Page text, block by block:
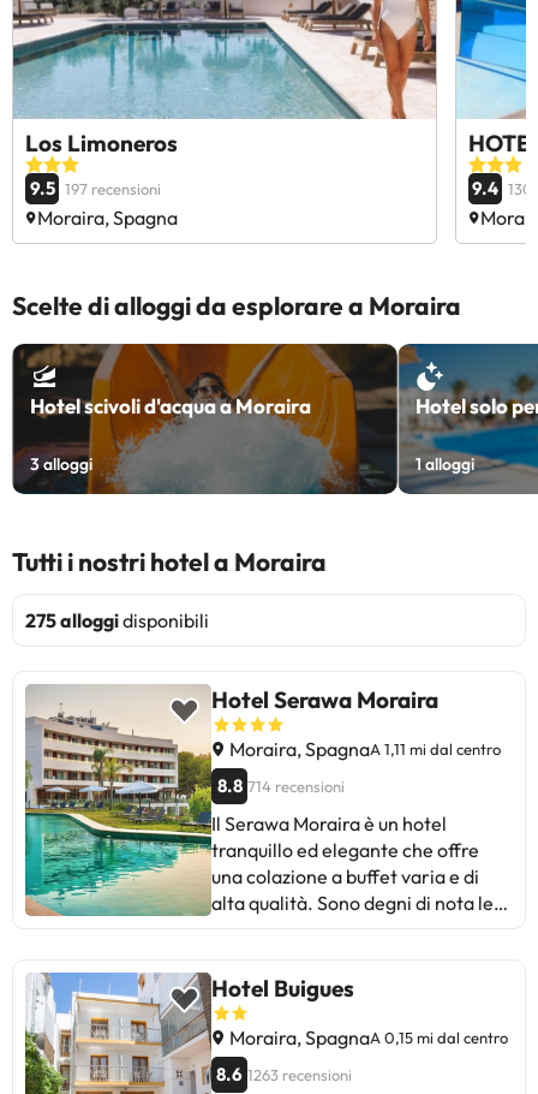
Los Limoneros
9.5 197 recensioni
Moraira, Spagna
9.4 130
Scelte di alloggi da esplorare a Moraira
Hotel scivoli d'acqua a Moraira
3alloggi
Hotel solo
1alloggi
Tutti i nostri hotel a Moraira
275 alloggidisponibili
Hotel Serawa Moraira
Moraira, SpagnaA 1,11 mi dal centro
8.8 714 recensioni
Il Serawa Moraira è un hotel
tranquillo ed elegante che offre
una colazione a buffet varia e di
alta qualità. Sono degni di nota le
recensioni segnalano problemi di
cattivo odore nelle camere e ritardi
nel servizio della colazione.
Nonostante ciò, è ideale per un
soggiorno rilassante, soprattutto
Hotel Buigues
Moraira, SpagnaA 0,15 mi dal centro
8.6 1263 recensioni